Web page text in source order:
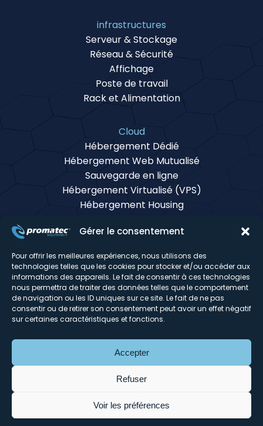
Gérer le consentement
Pour offrir les meilleures expériences, nous utilisons des
technologies telles que les cookies pour stocker et/ou accéder aux
informations des appareils. Le fait de consentir à ces technologies
nous permettra de traiter des données telles que le comportement
de navigation ou les ID uniques sur ce site. Le fait de ne pas
consentir ou de retirer son consentement peut avoir un effet négatif
sur certaines caractéristiques et fonctions.
Accepter
Refuser
Voir les préférences
infrastructures
Serveur & Stockage
Réseau & Sécurité
Affichage
Poste de travail
Rack et Alimentation
Cloud
Hébergement Dédié
Hébergement Web Mutualisé
Sauvegarde en ligne
Hébergement Virtualisé (VPS)
Hébergement Housing
Certificats SSL
Tour d'horizon du DC
Mentions légales
© Promatec 2026
Réalisation du site :Agence Web Lille Promatec
Découvrez notre Store :Promatec.store
Découvrez MailSecure :Solution Anti-spam